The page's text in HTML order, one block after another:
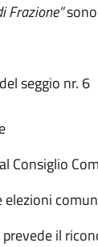
Frazione”
seggio nr. 6
Consiglio
il